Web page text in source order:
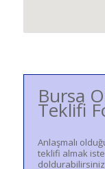
Bursa
Teklifi
Anlaşmalı
teklifi almak